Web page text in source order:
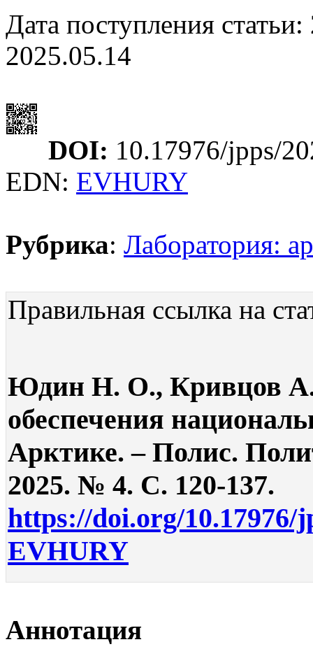
Дата поступления
2025.05.14
DOI: 10.17976/jpps/
EDN: EVHURY
Рубрика: Лаборатория:
Правильная ссылка на
Юдин Н. О., Кривцов
обеспечения
Арктике. – Полис.
2025. № 4. С. 120-137.
https://doi.org/10.17976/
EVHURY
Аннотация